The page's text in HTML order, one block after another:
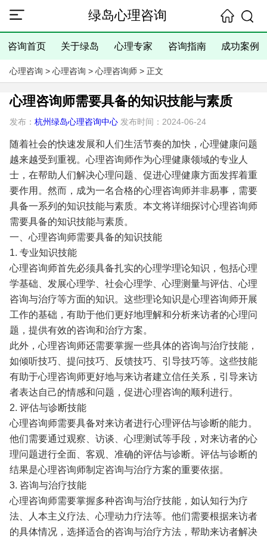
绿岛心理咨询
咨询首页 关于绿岛 心理专家 咨询指南 成功案例
心理咨询 > 心理咨询 > 心理咨询师> 正文
心理咨询师需要具备的知识技能与素质
发布： 杭州绿岛心理咨询中心发布时间：2024-06-24
随着社会的快速发展和人们生活节奏的加快，心理健康问题
越来越受到重视。心理咨询师作为心理健康领域的专业人
士，在帮助人们解决心理问题、促进心理健康方面发挥着重
要作用。然而，成为一名合格的心理咨询师并非易事，需要
具备一系列的知识技能与素质。本文将详细探讨心理咨询师
需要具备的知识技能与素质。
一、心理咨询师需要具备的知识技能
1. 专业知识技能
心理咨询师首先必须具备扎实的心理学理论知识，包括心理
学基础、发展心理学、社会心理学、心理测量与评估、心理
咨询与治疗等方面的知识。这些理论知识是心理咨询师开展
工作的基础，有助于他们更好地理解和分析来访者的心理问
题，提供有效的咨询和治疗方案。
此外，心理咨询师还需要掌握一些具体的咨询与治疗技能，
如倾听技巧、提问技巧、反馈技巧、引导技巧等。这些技能
有助于心理咨询师更好地与来访者建立信任关系，引导来访
者表达自己的情感和问题，促进心理咨询的顺利进行。
2. 评估与诊断技能
心理咨询师需要具备对来访者进行心理评估与诊断的能力。
他们需要通过观察、访谈、心理测试等手段，对来访者的心
理问题进行全面、客观、准确的评估与诊断。评估与诊断的
结果是心理咨询师制定咨询与治疗方案的重要依据。
3. 咨询与治疗技能
心理咨询师需要掌握多种咨询与治疗技能，如认知行为疗
法、人本主义疗法、心理动力疗法等。他们需要根据来访者
的具体情况，选择适合的咨询与治疗方法，帮助来访者解决